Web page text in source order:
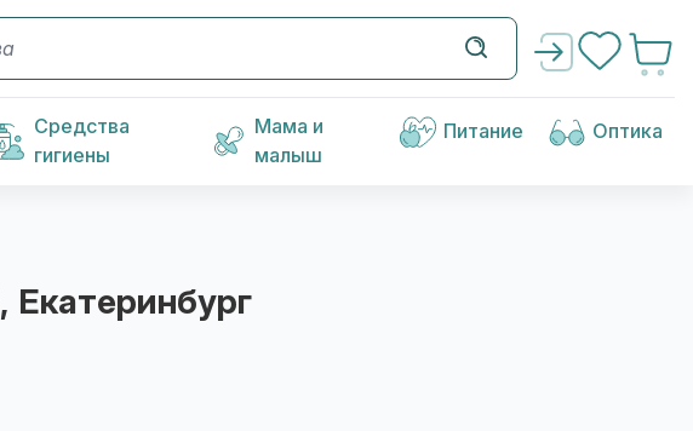
Средства
гигиены
Мама и
малыш
Питание Оптика
, Екатеринбург